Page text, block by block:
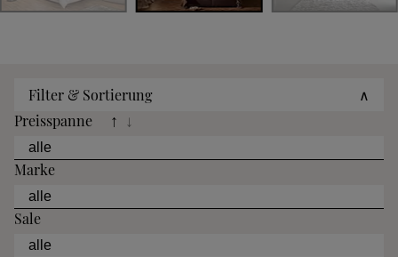
Filter & Sortierung
∧
Preisspanne
↑ ↓
Marke
Sale